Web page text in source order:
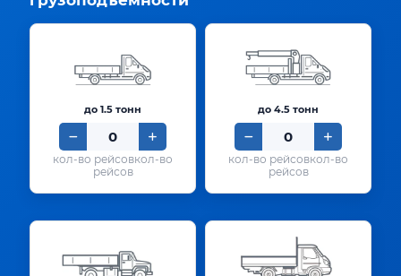
до 1.5 тонн
кол-во
рейсов
до 4.5 тонн
кол-во
рейсов